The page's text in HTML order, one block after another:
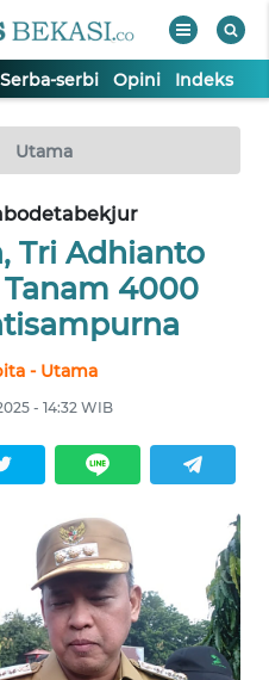
Serba-serbi Opini Indeks
Utama
Tri Adhianto
4000
- Utama
- 14:32 WIB